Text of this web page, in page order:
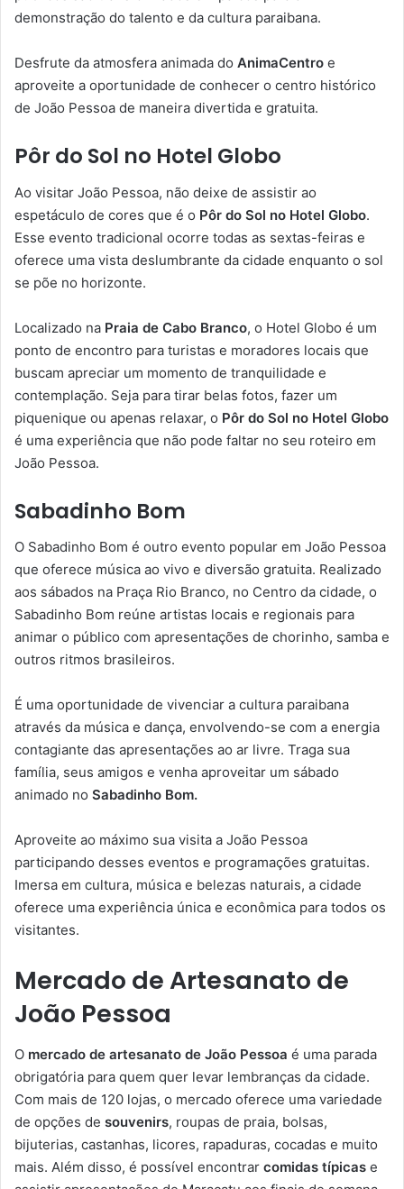
demonstração do talento e da cultura paraibana.
Desfrute da atmosfera animada do AnimaCentro e
aproveite a oportunidade de conhecer o centro histórico
de João Pessoa de maneira divertida e gratuita.
Pôr do Sol no Hotel Globo
Ao visitar João Pessoa, não deixe de assistir ao
espetáculo de cores que é o Pôr do Sol no Hotel Globo.
Esse evento tradicional ocorre todas as sextas-feiras e
oferece uma vista deslumbrante da cidade enquanto o sol
se põe no horizonte.
Localizado na Praia de Cabo Branco, o Hotel Globo é um
ponto de encontro para turistas e moradores locais que
buscam apreciar um momento de tranquilidade e
contemplação. Seja para tirar belas fotos, fazer um
piquenique ou apenas relaxar, o Pôr do Sol no Hotel Globo
é uma experiência que não pode faltar no seu roteiro em
João Pessoa.
Sabadinho Bom
O Sabadinho Bom é outro evento popular em João Pessoa
que oferece música ao vivo e diversão gratuita. Realizado
aos sábados na Praça Rio Branco, no Centro da cidade, o
Sabadinho Bom reúne artistas locais e regionais para
animar o público com apresentações de chorinho, samba e
outros ritmos brasileiros.
É uma oportunidade de vivenciar a cultura paraibana
através da música e dança, envolvendo-se com a energia
contagiante das apresentações ao ar livre. Traga sua
família, seus amigos e venha aproveitar um sábado
animado no Sabadinho Bom.
Aproveite ao máximo sua visita a João Pessoa
participando desses eventos e programações gratuitas.
Imersa em cultura, música e belezas naturais, a cidade
oferece uma experiência única e econômica para todos os
visitantes.
Mercado de Artesanato de
João Pessoa
O mercado de artesanato de João Pessoa é uma parada
obrigatória para quem quer levar lembranças da cidade.
Com mais de 120 lojas, o mercado oferece uma variedade
de opções de souvenirs, roupas de praia, bolsas,
bijuterias, castanhas, licores, rapaduras, cocadas e muito
mais. Além disso, é possível encontrar comidas típicas e